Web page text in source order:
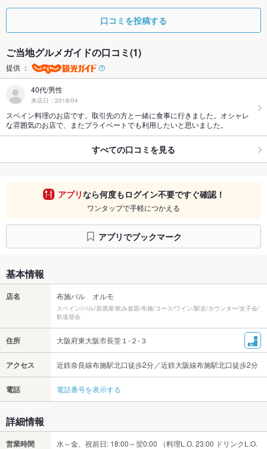
口コミを投稿する
ご当地グルメガイドの口コミ(1)
提供 ：
40代/男性
来店日：2018/04
スペイン料理のお店です。取引先の方と一緒に食事に行きました。オシャレ
な雰囲気のお店で、またプライベートでも利用したいと思いました。
すべての口コミを見る
アプリなら何度もログイン不要ですぐ確認！
ワンタップで手軽につかえる
アプリでブックマーク
基本情報
店名 布施バル オルモ
スペイン/バル/居酒屋/飲み放題/布施/コース/ワイン/駅近/カウンター/女子会/
歓送迎会
住所 大阪府東大阪市長堂１‐２‐３
アクセス 近鉄奈良線布施駅北口徒歩2分／近鉄大阪線布施駅北口徒歩2分
電話 電話番号を表示する
詳細情報
営業時間
水～金、祝前日: 18:00～翌0:00 （料理L.O. 23:00 ドリンクL.O.